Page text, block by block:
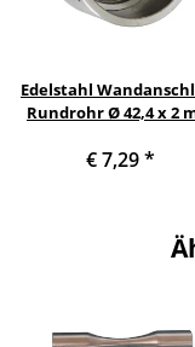
Edelstahl
Rundrohr Ø 42,4 x 2
€ 7,29*